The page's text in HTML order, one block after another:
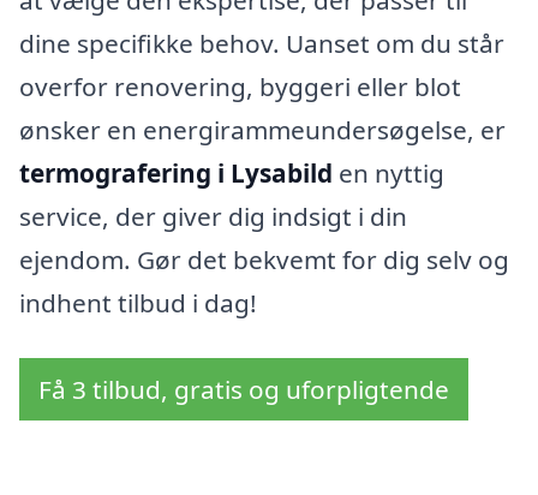
dine specifikke behov. Uanset om du står
overfor renovering, byggeri eller blot
ønsker en energirammeundersøgelse, er
termografering i Lysabild en nyttig
service, der giver dig indsigt i din
ejendom. Gør det bekvemt for dig selv og
indhent tilbud i dag!
Få 3 tilbud, gratis og uforpligtende